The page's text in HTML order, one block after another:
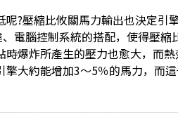
?壓縮比攸關馬力輸出也決定引
電腦控制系統的搭配，使得壓
爆炸所產生的壓力也愈大，而
擎大約能增加3～5％的馬力，而